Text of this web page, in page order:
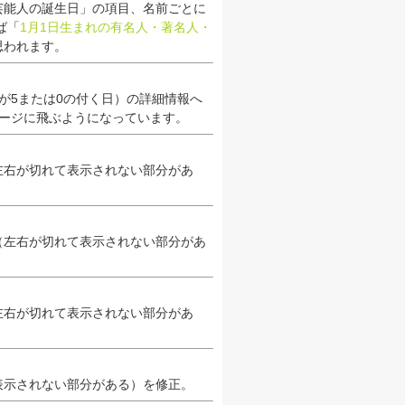
人の誕生日」の項目、名前ごとに
「1月1日生まれの有名人・著名人・
れます。
5または0の付く日）の詳細情報へ
ジに飛ぶようになっています。
が切れて表示されない部分があ
右が切れて表示されない部分があ
が切れて表示されない部分があ
されない部分がある）を修正。